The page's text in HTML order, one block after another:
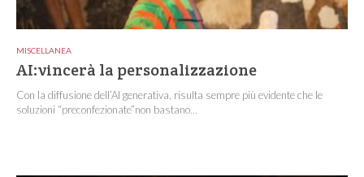
MISCELLANEA
AI:vincerà la personalizzazione
Con la diffusione dell’AI generativa, risulta sempre più evidente che le
soluzioni “preconfezionate”non bastano...